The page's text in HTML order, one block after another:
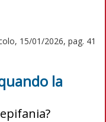
15/01/2026, pag. 41
la